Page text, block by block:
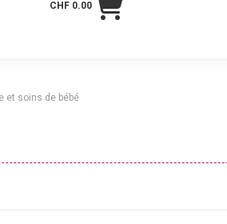
CHF 0.00
et soins de bébé